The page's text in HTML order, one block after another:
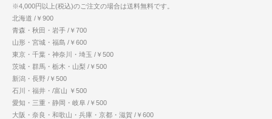
※4,000円以上(税込)のご注文の場合は送料無料です。
北海道 /￥900
青森・秋田・岩手 /￥700
山形・宮城・福島 /￥600
東京・千葉・神奈川・埼玉 /￥500
茨城・群馬・栃木・山梨 /￥500
新潟・長野 /￥500
石川・福井・/富山 ￥500
愛知・三重・静岡・岐阜 /￥500
大阪・奈良・和歌山・兵庫・京都・滋賀 /￥600